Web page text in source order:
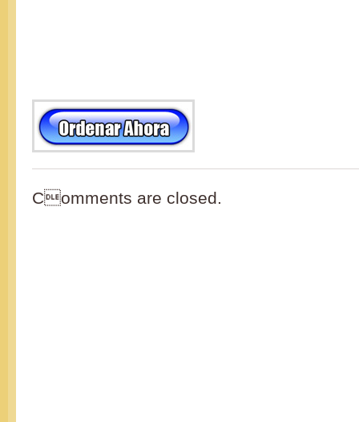
Comments are closed.